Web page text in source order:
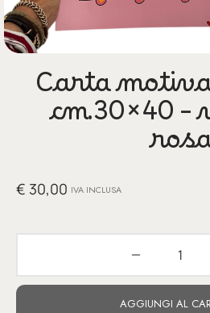
Carta
cm.30×40
rosa
€ 30,00 IVA INCLUSA
AGGIUNGI AL
per Te
Felici